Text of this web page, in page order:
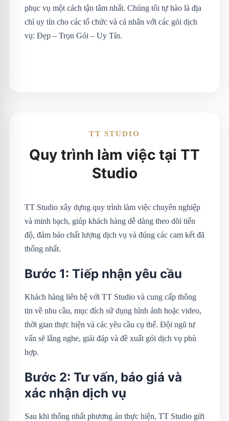
phục vụ một cách tận tâm nhất. Chúng tôi tự hào là địa
chỉ uy tín cho các tổ chức và cá nhân với các gói dịch
vụ: Đẹp – Trọn Gói – Uy Tín.
TT STUDIO
Quy trình làm việc tại TT
Studio
TT Studio xây dựng quy trình làm việc chuyên nghiệp
và minh bạch, giúp khách hàng dễ dàng theo dõi tiến
độ, đảm bảo chất lượng dịch vụ và đúng các cam kết đã
thống nhất.
Bước 1: Tiếp nhận yêu cầu
Khách hàng liên hệ với TT Studio và cung cấp thông
tin về nhu cầu, mục đích sử dụng hình ảnh hoặc video,
thời gian thực hiện và các yêu cầu cụ thể. Đội ngũ tư
vấn sẽ lắng nghe, giải đáp và đề xuất gói dịch vụ phù
hợp.
Bước 2: Tư vấn, báo giá và
xác nhận dịch vụ
Sau khi thống nhất phương án thực hiện, TT Studio gửi